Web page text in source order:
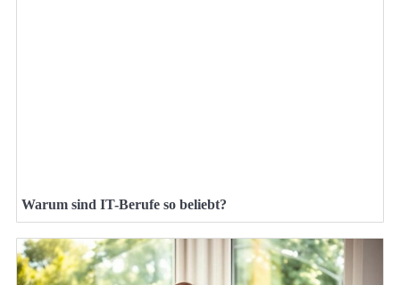
Warum sind IT-Berufe so beliebt?